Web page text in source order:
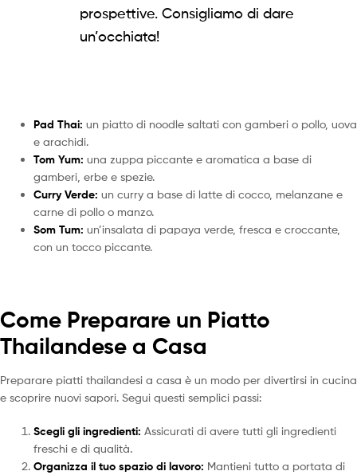
prospettive. Consigliamo di dare
un’occhiata!
Pad Thai: un piatto di noodle saltati con gamberi o pollo, uova
e arachidi.
Tom Yum: una zuppa piccante e aromatica a base di
gamberi, erbe e spezie.
Curry Verde: un curry a base di latte di cocco, melanzane e
carne di pollo o manzo.
Som Tum: un’insalata di papaya verde, fresca e croccante,
con un tocco piccante.
Come Preparare un Piatto
Thailandese a Casa
Preparare piatti thailandesi a casa è un modo per divertirsi in cucina
e scoprire nuovi sapori. Segui questi semplici passi:
Scegli gli ingredienti: Assicurati di avere tutti gli ingredienti
freschi e di qualità.
Organizza il tuo spazio di lavoro: Mantieni tutto a portata di